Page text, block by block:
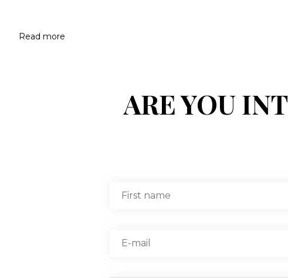
Read more
ARE YOU